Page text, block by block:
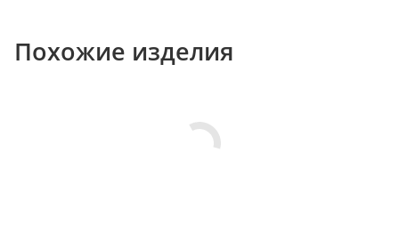
Похожие изделия